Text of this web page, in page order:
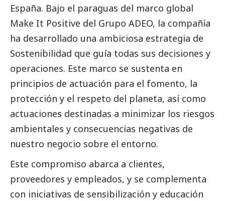
España. Bajo el paraguas del marco global
Make It Positive del Grupo ADEO, la compañía
ha desarrollado una ambiciosa estrategia de
Sostenibilidad que guía todas sus decisiones y
operaciones. Este marco se sustenta en
principios de actuación para el fomento, la
protección y el respeto del planeta, así como
actuaciones destinadas a minimizar los riesgos
ambientales y consecuencias negativas de
nuestro negocio sobre el entorno.
Este compromiso abarca a clientes,
proveedores y empleados, y se complementa
con iniciativas de sensibilización y educación